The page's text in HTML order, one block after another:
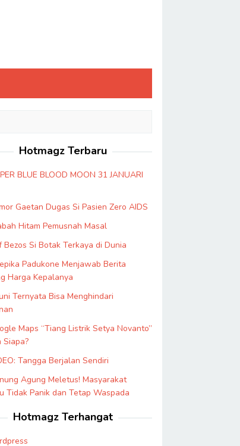
Hotmagz Terbaru
BLUE BLOOD MOON 31 JANUARI
Gaetan Dugas Si Pasien Zero AIDS
Hitam Pemusnah Masal
Bezos Si Botak Terkaya di Dunia
Padukone Menjawab Berita
Harga Kepalanya
Ternyata Bisa Menghindari
Maps “Tiang Listrik Setya Novanto”
Siapa?
Tangga Berjalan Sendiri
Agung Meletus! Masyarakat
Tidak Panik dan Tetap Waspada
Hotmagz Terhangat